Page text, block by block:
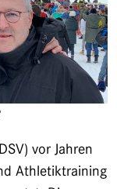
vor Jahren
Athletiktraining